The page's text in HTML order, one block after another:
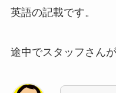
英語の記載です。
途中でスタッフさん